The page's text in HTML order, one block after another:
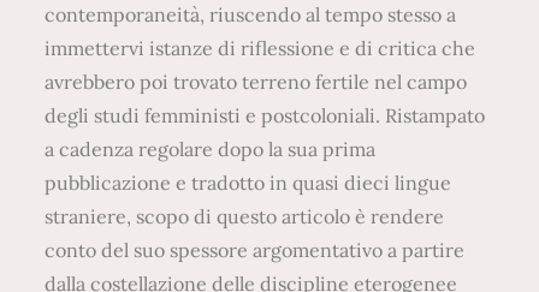
contemporaneità, riuscendo al tempo stesso a
immettervi istanze di riflessione e di critica che
avrebbero poi trovato terreno fertile nel campo
degli studi femministi e postcoloniali. Ristampato
a cadenza regolare dopo la sua prima
pubblicazione e tradotto in quasi dieci lingue
straniere, scopo di questo articolo è rendere
conto del suo spessore argomentativo a partire
dalla costellazione delle discipline eterogenee